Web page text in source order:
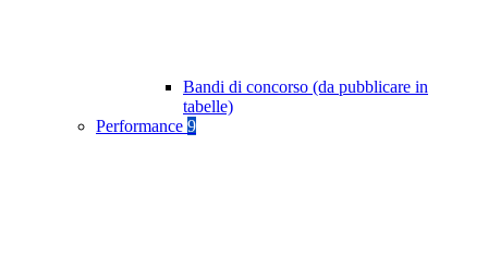
Bandi di concorso (da pubblicare in
tabelle)
Performance 9